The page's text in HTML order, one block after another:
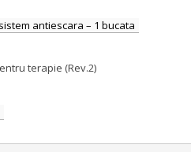
antiescara – 1 bucata
terapie (Rev.2)